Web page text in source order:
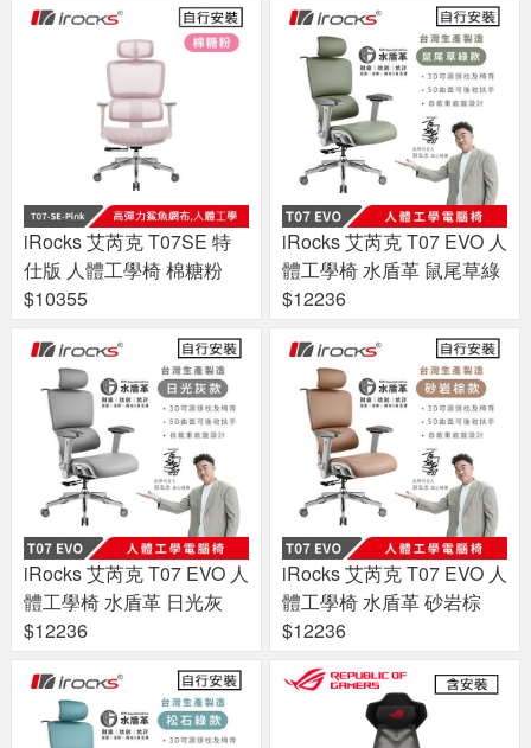
iRocks 艾芮克 T07SE 特
仕版 人體工學椅 棉糖粉
$10355
iRocks 艾芮克 T07 EVO 人
體工學椅 水盾革 鼠尾草綠
$12236
iRocks 艾芮克 T07 EVO 人
體工學椅 水盾革 日光灰
$12236
iRocks 艾芮克 T07 EVO 人
體工學椅 水盾革 砂岩棕
$12236